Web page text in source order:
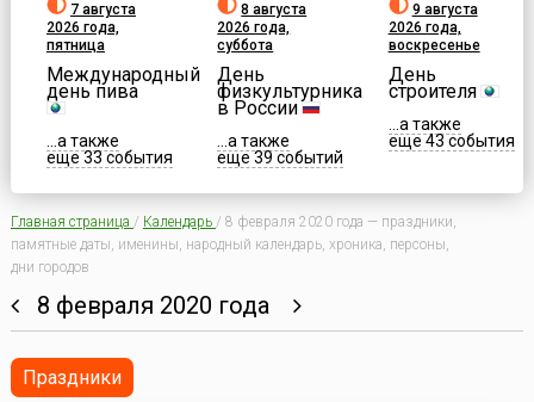
7 августа
2026 года,
пятница
Международный
день пива
...а также
еще 33 события
8 августа
2026 года,
суббота
День
физкультурника
в России
...а также
еще 39 событий
9 августа
2026 года,
воскресенье
День
строителя
...а также
еще 43 события
Главная страница / Календарь / 8 февраля 2020 года — праздники,
памятные даты, именины, народный календарь, хроника, персоны,
дни городов
8 февраля 2020 года
Праздники